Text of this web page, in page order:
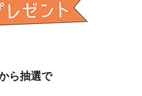
ら抽選で